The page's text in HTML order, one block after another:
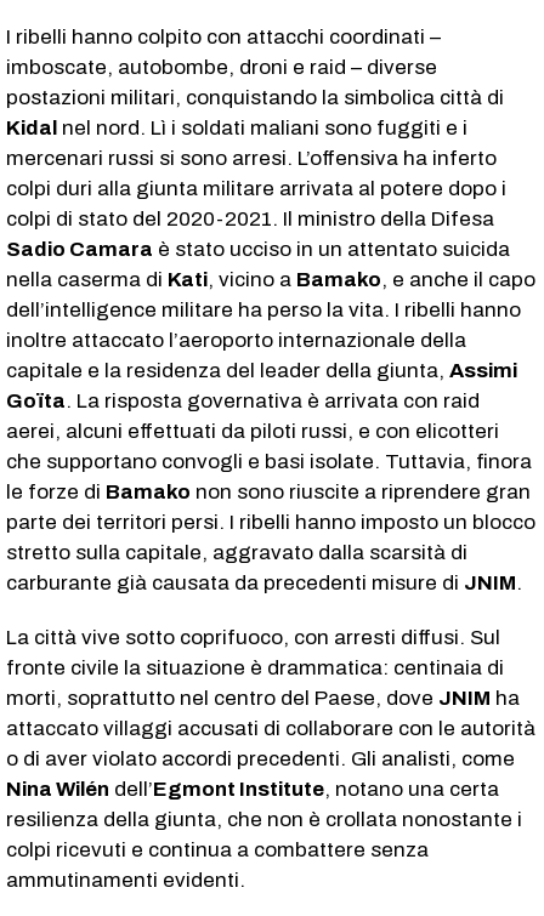
I ribelli hanno colpito con attacchi coordinati –
imboscate, autobombe, droni e raid – diverse
postazioni militari, conquistando la simbolica città di
Kidal nel nord. Lì i soldati maliani sono fuggiti e i
mercenari russi si sono arresi. L’offensiva ha inferto
colpi duri alla giunta militare arrivata al potere dopo i
colpi di stato del 2020-2021. Il ministro della Difesa
Sadio Camara è stato ucciso in un attentato suicida
nella caserma di Kati, vicino a Bamako, e anche il capo
dell’intelligence militare ha perso la vita. I ribelli hanno
inoltre attaccato l’aeroporto internazionale della
capitale e la residenza del leader della giunta, Assimi
Goïta. La risposta governativa è arrivata con raid
aerei, alcuni effettuati da piloti russi, e con elicotteri
che supportano convogli e basi isolate. Tuttavia, finora
le forze di Bamako non sono riuscite a riprendere gran
parte dei territori persi. I ribelli hanno imposto un blocco
stretto sulla capitale, aggravato dalla scarsità di
carburante già causata da precedenti misure di JNIM.
La città vive sotto coprifuoco, con arresti diffusi. Sul
fronte civile la situazione è drammatica: centinaia di
morti, soprattutto nel centro del Paese, dove JNIM ha
attaccato villaggi accusati di collaborare con le autorità
o di aver violato accordi precedenti. Gli analisti, come
Nina Wilén dell’Egmont Institute, notano una certa
resilienza della giunta, che non è crollata nonostante i
colpi ricevuti e continua a combattere senza
ammutinamenti evidenti.